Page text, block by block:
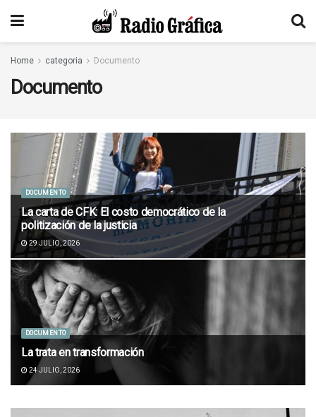
Home categoria Documento
Documento
DOCUMENTO
La carta de CFK: El costo democrático de la
politización de la justicia
29 JULIO, 2026
DOCUMENTO
La trata en transformación
24 JULIO, 2026